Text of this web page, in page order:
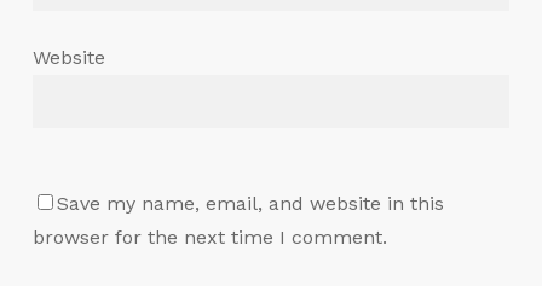
Website
Save my name, email, and website in this
browser for the next time I comment.